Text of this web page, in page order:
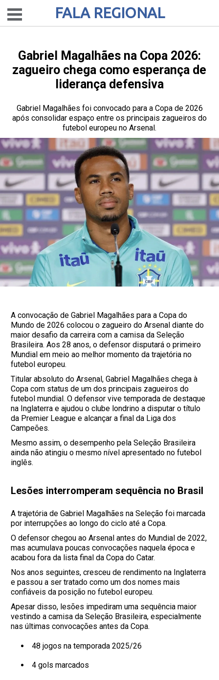
FALA REGIONAL
Gabriel Magalhães na Copa 2026:
zagueiro chega como esperança de
liderança defensiva
Gabriel Magalhães foi convocado para a Copa de 2026
após consolidar espaço entre os principais zagueiros do
futebol europeu no Arsenal.
A convocação de Gabriel Magalhães para a Copa do
Mundo de 2026 colocou o zagueiro do Arsenal diante do
maior desafio da carreira com a camisa da Seleção
Brasileira. Aos 28 anos, o defensor disputará o primeiro
Mundial em meio ao melhor momento da trajetória no
futebol europeu.
Titular absoluto do Arsenal, Gabriel Magalhães chega à
Copa com status de um dos principais zagueiros do
futebol mundial. O defensor vive temporada de destaque
na Inglaterra e ajudou o clube londrino a disputar o título
da Premier League e alcançar a final da Liga dos
Campeões.
Mesmo assim, o desempenho pela Seleção Brasileira
ainda não atingiu o mesmo nível apresentado no futebol
inglês.
Lesões interromperam sequência no Brasil
A trajetória de Gabriel Magalhães na Seleção foi marcada
por interrupções ao longo do ciclo até a Copa.
O defensor chegou ao Arsenal antes do Mundial de 2022,
mas acumulava poucas convocações naquela época e
acabou fora da lista final da Copa do Catar.
Nos anos seguintes, cresceu de rendimento na Inglaterra
e passou a ser tratado como um dos nomes mais
confiáveis da posição no futebol europeu.
Apesar disso, lesões impediram uma sequência maior
vestindo a camisa da Seleção Brasileira, especialmente
nas últimas convocações antes da Copa.
48 jogos na temporada 2025/26
4 gols marcados